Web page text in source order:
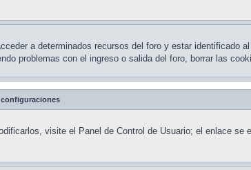
a determinados recursos del foro y estar identificado
problemas con el ingreso o salida del foro, borrar las
configuraciones
visite el Panel de Control de Usuario; el enlace se